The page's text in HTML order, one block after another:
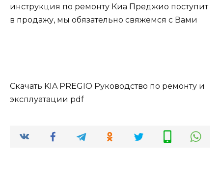
инструкция по ремонту Киа Преджио поступит
в продажу, мы обязательно свяжемся с Вами
Скачать KIA PREGIO Руководство по ремонту и
эксплуатации pdf